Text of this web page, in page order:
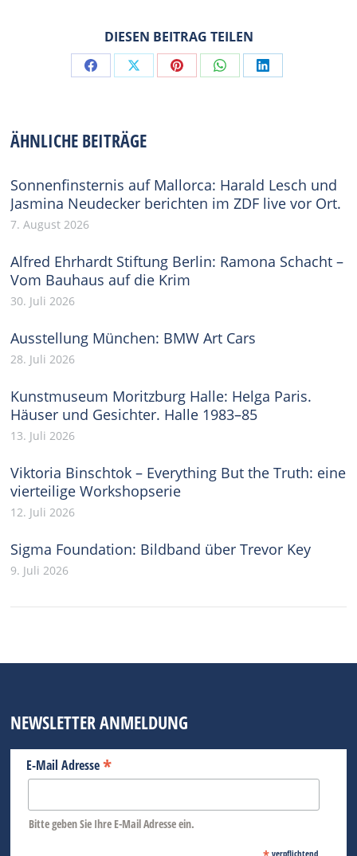
DIESEN BEITRAG TEILEN
Share Share Share Share Share
ÄHNLICHE BEITRÄGE
Sonnenfinsternis auf Mallorca: Harald Lesch und
Jasmina Neudecker berichten im ZDF live vor Ort.
7. August 2026
Alfred Ehrhardt Stiftung Berlin: Ramona Schacht –
Vom Bauhaus auf die Krim
30. Juli 2026
Ausstellung München: BMW Art Cars
28. Juli 2026
Kunstmuseum Moritzburg Halle: Helga Paris.
Häuser und Gesichter. Halle 1983–85
13. Juli 2026
Viktoria Binschtok – Everything But the Truth: eine
vierteilige Workshopserie
12. Juli 2026
Sigma Foundation: Bildband über Trevor Key
9. Juli 2026
NEWSLETTER ANMELDUNG
E-Mail Adresse*
Bitte geben Sie Ihre E-Mail Adresse ein.
verpflichtend